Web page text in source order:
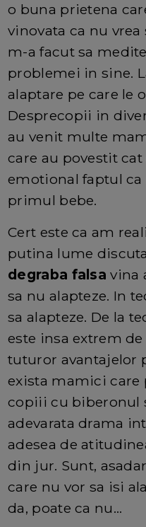
o buna prietena
vinovata ca nu
m-a facut sa
problemei in sine.
alaptare pe care le
Desprecopii in
au venit multe
care au povestit
emotional faptul
primul bebe.
Cert este ca am
putina lume discuta
degraba falsavina
sa nu alapteze. In
sa alapteze. De la
este insa extrem
tuturor avantajelor
exista mamici care
copiii cu biberonul
adevarata drama
adesea de
din jur. Sunt,
care nu vor sa isi
da, poate ca nu...